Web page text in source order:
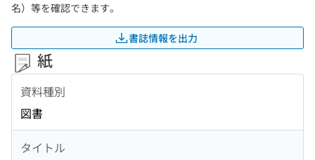
名）等を確認できます。
書誌情報を出力
紙
資料種別
図書
タイトル